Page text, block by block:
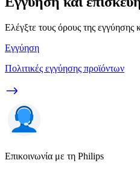
Ελέγξτε τους όρους της εγγύησης
Εγγύηση
Πολιτικές εγγύησης προϊόντων
Επικοινωνία με τη Philips